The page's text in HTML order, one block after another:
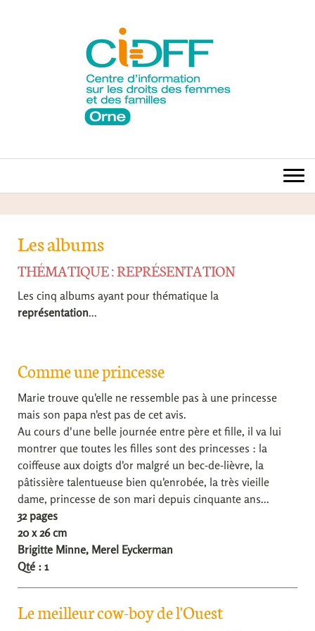
Les albums
THÉMATIQUE : REPRÉSENTATION
Les cinq albums ayant pour thématique la
représentation...
Comme une princesse
Marie trouve qu'elle ne ressemble pas à une princesse
mais son papa n'est pas de cet avis.
Au cours d'une belle journée entre père et fille, il va lui
montrer que toutes les filles sont des princesses : la
coiffeuse aux doigts d'or malgré un bec-de-lièvre, la
pâtissière talentueuse bien qu'enrobée, la très vieille
dame, princesse de son mari depuis cinquante ans...
32 pages
20 x 26 cm
Brigitte Minne, Merel Eyckerman
Qté : 1
Le meilleur cow-boy de l'Ouest